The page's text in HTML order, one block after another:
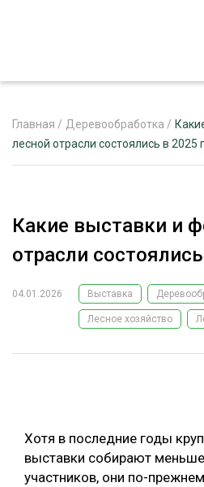
ЛЕСНОЕ ХОЗЯЙСТВО
ЛЕСОЗАГОТОВКА
БИОЭНЕРГЕТИКА
ЛЕСОВОССТАНОВЛЕНИЕ И ЗАЩИТА
Главная / Деревообработка /
лесной отрасли состоялись в 2025
Какие выставки и
отрасли
04.01.2026 Выставка
Лесное хозяйство
Хотя в последние годы
выставки собирают меньше
участников, они по-